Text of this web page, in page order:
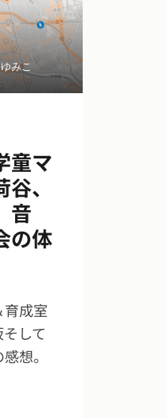
みこ
童マ
、
音
の体
成室
して
想。